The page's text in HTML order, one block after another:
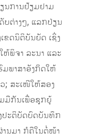
ນການຢ້ຽມຢາມ
ບຕ່າງໆ, ແລກປ່ຽນ
ຂດນິຕິບັນຍັດ ເຊິ່ງ
ພິຈາ ລະນາ ແລະ
ພາສາອັງກິດໃຫ້
; ສະເໜີໃຫ້ສອງ
ມືກັນເພື່ອຊຸກຍູ້
ປະຕິບັດບົດບັນທຶກ
ນມາ ກໍຄືໃນຕໍ່ໜ້າ